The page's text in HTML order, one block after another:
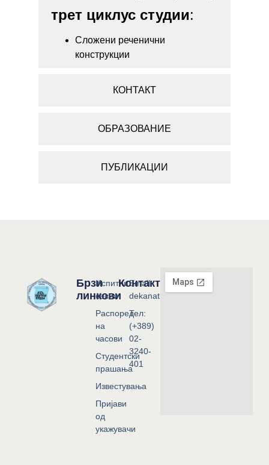
КОНТАКТ
ОБРАЗОВАНИЕ
ПУБЛИКАЦИИ
трет циклус студии:
Сложени реченични
конструкции
Брзи
линкови
Испитни
сесии
Распоред
на
часови
Студентски
прашања
Известувања
Пријави
од
укажувачи
Контакт
Email:
dekanat@flf.ukim.edu.mk
Тел:
(+389)
02-
3240-
401